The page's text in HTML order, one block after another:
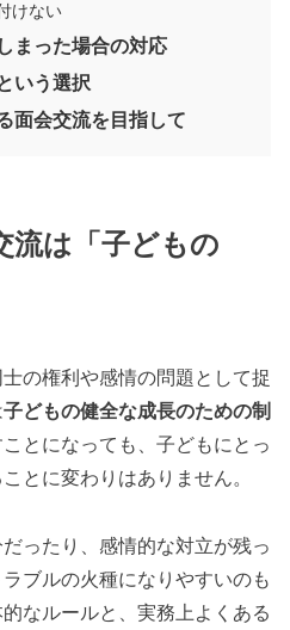
けない
まった場合の対応
いう選択
面会交流を目指して
流は「子どもの
の権利や感情の問題として捉
子どもの健全な成長のための制
とになっても、子どもにとっ
とに変わりはありません。
ったり、感情的な対立が残っ
ブルの火種になりやすいのも
なルールと、実務上よくある